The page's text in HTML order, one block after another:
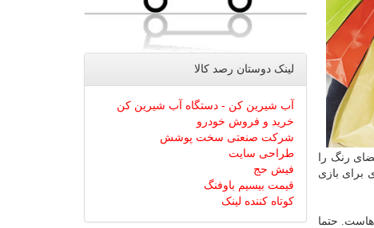
رنگ را
ای برای بازی
هاست. حتما
لینک دوستان رصد كالا
آب شیرین کن - دستگاه آب شیرین کن
خرید و فروش خودرو
شرکت صنعتی سخت پوشش
طراحی سایت
فیش حج
قیمت بیسیم باوفنگ
کوتاه کننده لینک